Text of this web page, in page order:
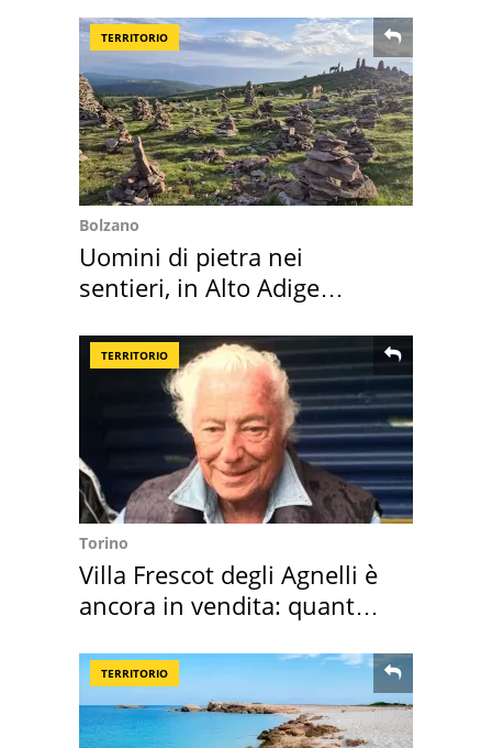
TERRITORIO
Bolzano
Uomini di pietra nei
sentieri, in Alto Adige
TERRITORIO
Torino
Villa Frescot degli Agnelli è
ancora in vendita: quanto
TERRITORIO